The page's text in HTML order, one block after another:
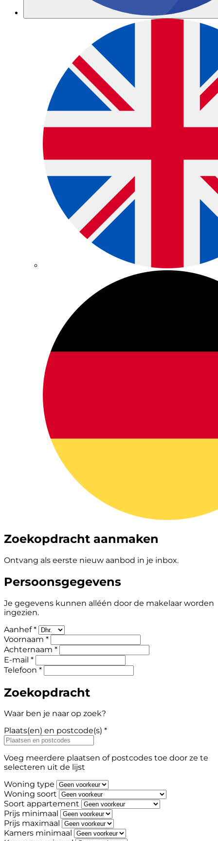
Zoekopdracht aanmaken
Ontvang als eerste nieuw aanbod in je inbox.
Persoonsgegevens
Je gegevens kunnen alléén door de makelaar worden
ingezien.
Aanhef *
Voornaam *
Achternaam *
E-mail *
Telefoon *
Zoekopdracht
Waar ben je naar op zoek?
Plaats(en) en postcode(s) *
Voeg meerdere plaatsen of postcodes toe door ze te
selecteren uit de lijst
Woning type
Woning soort
Soort appartement
Prijs minimaal
Prijs maximaal
Kamers minimaal